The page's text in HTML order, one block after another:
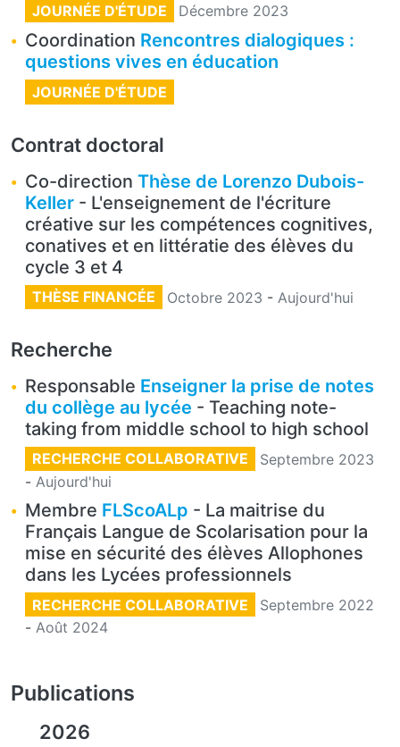
JOURNÉE D'ÉTUDE Décembre 2023
Coordination Rencontres dialogiques :
questions vives en éducation
JOURNÉE D'ÉTUDE
Contrat doctoral
Co-direction Thèse de Lorenzo Dubois-
Keller - L'enseignement de l'écriture
créative sur les compétences cognitives,
conatives et en littératie des élèves du
cycle 3 et 4
THÈSE FINANCÉE Octobre 2023 - Aujourd'hui
Recherche
Responsable Enseigner la prise de notes
du collège au lycée - Teaching note-
taking from middle school to high school
RECHERCHE COLLABORATIVE
Septembre 2023
- Aujourd'hui
Membre FLScoALp - La maitrise du
Français Langue de Scolarisation pour la
mise en sécurité des élèves Allophones
dans les Lycées professionnels
RECHERCHE COLLABORATIVE
Septembre 2022
- Août 2024
Publications
2026